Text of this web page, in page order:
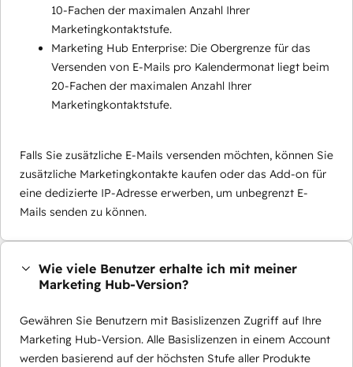
10-Fachen der maximalen Anzahl Ihrer
Marketingkontaktstufe.
Marketing Hub Enterprise: Die Obergrenze für das
Versenden von E-Mails pro Kalendermonat liegt beim
20-Fachen der maximalen Anzahl Ihrer
Marketingkontaktstufe.
Falls Sie zusätzliche E-Mails versenden möchten, können Sie
zusätzliche Marketingkontakte kaufen oder das Add-on für
eine dedizierte IP-Adresse erwerben, um unbegrenzt E-
Mails senden zu können.
Wie viele Benutzer erhalte ich mit meiner
Marketing Hub-Version?
Gewähren Sie Benutzern mit Basislizenzen Zugriff auf Ihre
Marketing Hub-Version. Alle Basislizenzen in einem Account
werden basierend auf der höchsten Stufe aller Produkte